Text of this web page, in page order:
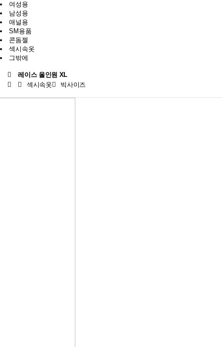
여성용
남성용
애널용
SM용품
콘돔젤
섹시속옷
그밖에
레이스 올인원 XL
섹시속옷
빅사이즈